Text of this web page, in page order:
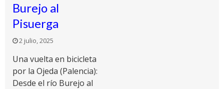
Burejo al
Pisuerga
2 julio, 2025
Una vuelta en bicicleta
por la Ojeda (Palencia):
Desde el río Burejo al